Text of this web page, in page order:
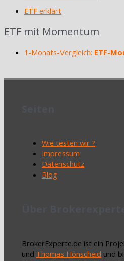
ETF erklärt
ETF mit Momentum
1-Monats-Vergleich: ETF-
Wie testen wir ?
Impressum
Datenschutz
Blog
BrokerExperte.de ist ein
und Thomas Hönscheid und